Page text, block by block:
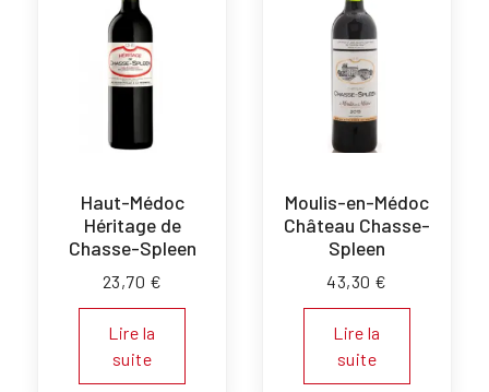
Haut-Médoc
Héritage de
Chasse-Spleen
23,70 €
Lire la
suite
Moulis-en-Médoc
Château Chasse-
Spleen
43,30 €
Lire la
suite